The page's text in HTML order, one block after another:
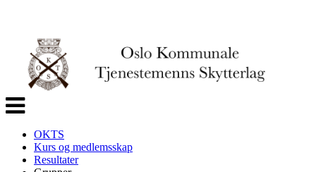
Veksle
navigasjon
OKTS
Kurs og medlemsskap
Resultater